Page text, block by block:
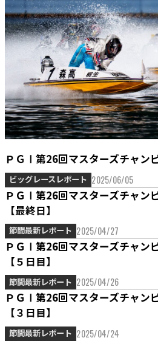
ＰＧⅠ第26回マスターズチャン
ビッグレースレポート 2025/06/05
ＰＧⅠ第26回マスターズチャン
【最終日】
節間最新レポート 2025/04/27
ＰＧⅠ第26回マスターズチャン
【５日目】
節間最新レポート 2025/04/26
ＰＧⅠ第26回マスターズチャン
【３日目】
節間最新レポート 2025/04/24